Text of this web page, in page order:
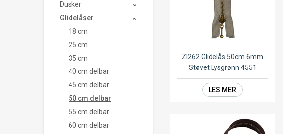
Dusker
Glidelåser
18 cm
25 cm
35 cm
40 cm delbar
45 cm delbar
50 cm delbar
55 cm delbar
60 cm delbar
ZI262 Glidelås 50cm 6mm
Støvet Lysgrønn 4551
LES MER